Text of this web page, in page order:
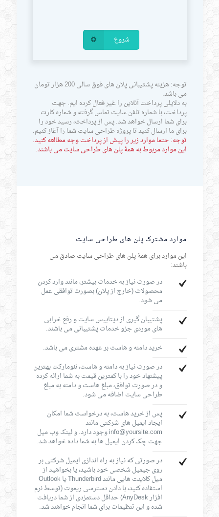
شروع
توجه: هزینه پشتیبانی پلان های فوق سالی 200 هزار تومان
می باشد.
به دلایلی پرداخت آنلاین را غیر فعال کرده ایم. جهت
پرداخت، با شماره تلفن سایت تماس گرفته و شماره کارت
برای شما ارسال خواهد شد. پس از پرداخت، رسید خود را
برای ما ارسال کنید تا پروژه طراحی سایت شما را آغاز کنیم.
توجه: حتما موارد زیر را پیش از پرداخت وجه مطالعه کنید.
این موارد مربوط به همۀ پلن های طراحی سایت می باشند.
موارد مشترک پلن های طراحی سایت
این موارد برای همۀ پلن های طراحی سایت صادق می
باشند:
در صورت نیاز به خدمات بیشتر، مانند وارد کردن
محصولات (خارج از پلان) بصورت توافقی عمل
می شود.
پشتیبان گیری از دیتابیس سایت و رفع خرابی
های موردی جزو خدمات پشتیبانی می باشند.
خرید دامنه و هاست بر عهده مشتری می باشد.
در صورت نیاز به دامنه و هاست، نئومارکت بهترین
پیشنهاد خود را با کمترین قیمت به شما ارائه کرده
و در صورت توافق، مبلغ هاست و دامنه به مبلغ
طراحی سایت اضافه می شود.
پس از خرید هاست، به درخواست شما امکان
ایجاد ایمیل های شرکتی مانند
info@yoursite.com وجود دارد. و لینک وب میل
جهت چک کردن ایمیل ها به شما داده خواهد شد.
در صورتی که نیاز به راه اندازی ایمیل شرکتی بر
روی جیمیل شخصی خود باشید، یا بخواهید از
میل کلاینت هایی مانند Thunderbird یا Outlook
استفاده کنید، با دادن دسترسی ریموت (توسط نرم
افزار AnyDesk) حداقل دستمزدی از شما دریافت
شده و این تنظیمات برای شما انجام خواهند شد.